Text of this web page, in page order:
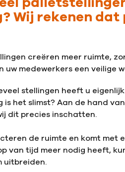
Wij rekenen dat
creëren meer ruimte,
uw medewerkers een veilige
stellingen heeft u eigenlijk
is het slimst? Aan de hand
dit precies inschatten.
de ruimte en komt met
van tijd meer nodig heeft,
uitbreiden.